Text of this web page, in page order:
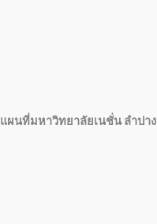
แผนที่มหาวิทยาลัยเนชั่น ลำปาง